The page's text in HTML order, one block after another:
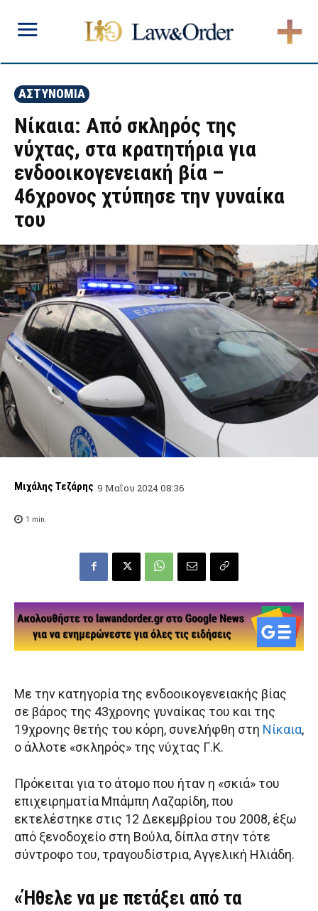
ΑΣΤΥΝΟΜΙΑ
Νίκαια: Από σκληρός της
νύχτας, στα κρατητήρια για
ενδοοικογενειακή βία –
46χρονος χτύπησε την γυναίκα
του
Μιχάλης Τεζάρης 9 Μαΐου 2024 08:36
1 min.
Με την κατηγορία της ενδοοικογενειακής βίας
σε βάρος της 43χρονης γυναίκας του και της
19χρονης θετής του κόρη, συνελήφθη στη Νίκαια,
ο άλλοτε «σκληρός» της νύχτας Γ.Κ.
Πρόκειται για το άτομο που ήταν η «σκιά» του
επιχειρηματία Μπάμπη Λαζαρίδη, που
εκτελέστηκε στις 12 Δεκεμβρίου του 2008, έξω
από ξενοδοχείο στη Βούλα, δίπλα στην τότε
σύντροφο του, τραγουδίστρια, Αγγελική Ηλιάδη.
«Ήθελε να με πετάξει από τα